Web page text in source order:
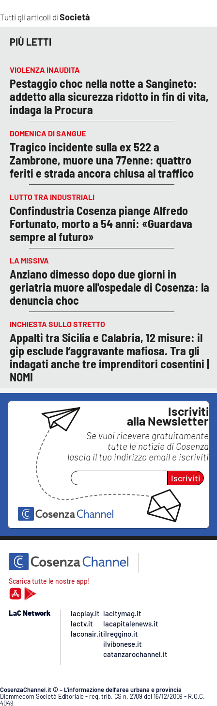
Tutti gli articoli diSocietà
PIÙ LETTI
VIOLENZA INAUDITA
Pestaggio choc nella notte a Sangineto:
addetto alla sicurezza ridotto in fin di vita,
indaga la Procura
DOMENICA DI SANGUE
Tragico incidente sulla ex 522 a
Zambrone, muore una 77enne: quattro
feriti e strada ancora chiusa al traffico
LUTTO TRA INDUSTRIALI
Confindustria Cosenza piange Alfredo
Fortunato, morto a 54 anni: «Guardava
sempre al futuro»
LA MISSIVA
Anziano dimesso dopo due giorni in
geriatria muore all'ospedale di Cosenza: la
denuncia choc
INCHIESTA SULLO STRETTO
Appalti tra Sicilia e Calabria, 12 misure: il
gip esclude l’aggravante mafiosa. Tra gli
indagati anche tre imprenditori cosentini |
NOMI
Iscriviti
alla Newsletter
Se vuoi ricevere gratuitamente
tutte le notizie di Cosenza
lascia il tuo indirizzo email e iscriviti
Iscriviti
Scarica tutte le nostre app!
LaC Network
lacplay.it
lactv.it
laconair.it
lacitymag.it
lacapitalenews.it
ilreggino.it
ilvibonese.it
catanzarochannel.it
CosenzaChannel.it © – L’informazione dell’area urbana e provincia
Diemmecom Società Editoriale - reg. trib. CS n. 2709 del 16/12/2009 - R.O.C.
4049